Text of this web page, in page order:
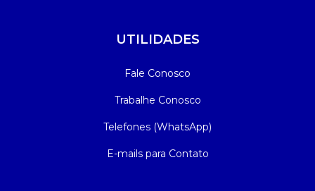
UTILIDADES
Fale Conosco
Trabalhe Conosco
Telefones (WhatsApp)
E-mails para Contato